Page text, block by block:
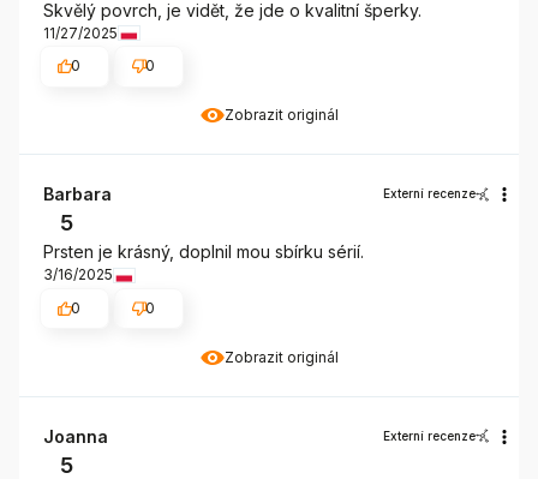
Zobrazit originál
Skvělý povrch, je vidět, že jde o kvalitní šperky.
11/27/2025
0
0
Zobrazit originál
Barbara Externí recenze
5
Prsten je krásný, doplnil mou sbírku sérií.
3/16/2025
0
0
Joanna Externí recenze
5